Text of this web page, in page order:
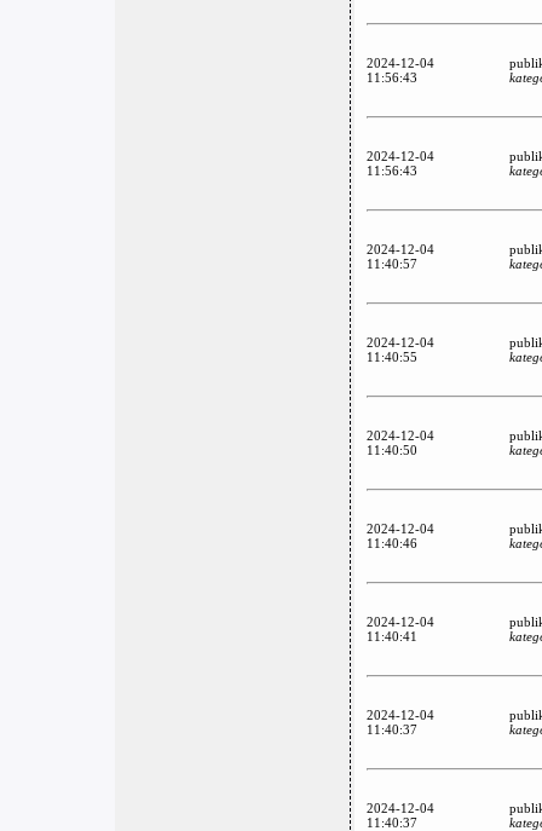
2024-12-04
11:56:43
2024-12-04
11:56:43
2024-12-04
11:40:57
2024-12-04
11:40:55
2024-12-04
11:40:50
2024-12-04
11:40:46
2024-12-04
11:40:41
2024-12-04
11:40:37
2024-12-04
11:40:37